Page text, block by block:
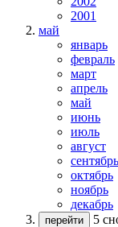
2001
май
январь
февраль
март
апрель
май
июнь
июль
август
сентябрь
октябрь
ноябрь
декабрь
перейти 5